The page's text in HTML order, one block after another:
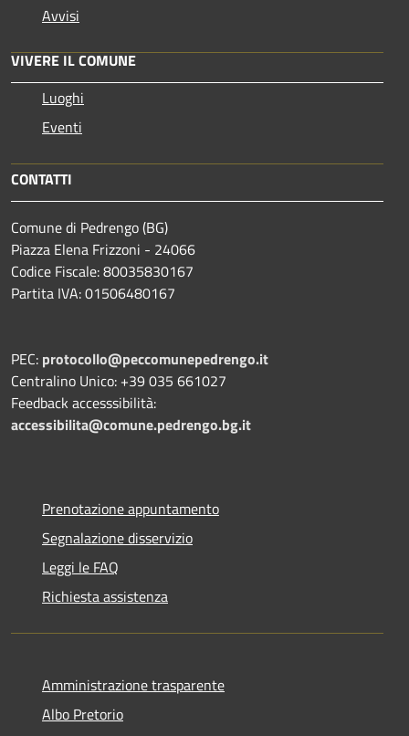
Avvisi
VIVERE IL COMUNE
Luoghi
Eventi
CONTATTI
Comune di Pedrengo (BG)
Piazza Elena Frizzoni - 24066
Codice Fiscale: 80035830167
Partita IVA: 01506480167
PEC: protocollo@peccomunepedrengo.it
Centralino Unico: +39 035 661027
Feedback accesssibilità:
accessibilita@comune.pedrengo.bg.it
Prenotazione appuntamento
Segnalazione disservizio
Leggi le FAQ
Richiesta assistenza
Amministrazione trasparente
Albo Pretorio